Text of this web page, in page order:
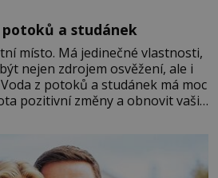
potoků a studánek
místo. Má jedinečné vlastnosti,
nejen zdrojem osvěžení, ale i
z potoků a studánek má moc
pozitivní změny a obnovit vaši
a přinést do svého života
důležité